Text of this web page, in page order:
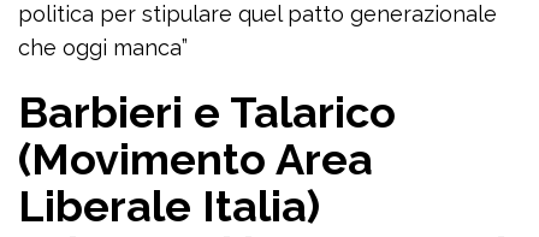
politica per stipulare quel patto generazionale
che oggi manca”
Barbieri e Talarico
(Movimento Area
Liberale Italia)